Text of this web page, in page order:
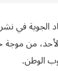
الجوية في
من موجة
الوطن.